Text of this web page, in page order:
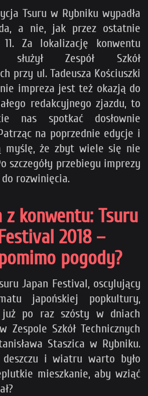
Tsuru w Rybniku wypadła
a nie, jak przez ostatnie
Za lokalizację konwentu
służył Zespół Szkół
przy ul. Tadeusza Kościuszki
impreza jest też okazją do
redakcyjnego zjazdu, to
nas spotkać dosłownie
na poprzednie edycje i
myślę, że zbyt wiele się nie
szczegóły przebiegu imprezy
rozwinięcia.
z konwentu: Tsuru
2018 –
pogody?
Japan Festival, oscylujący
japońskiej popkultury,
już po raz szósty w dniach
w Zespole Szkół Technicznych
Staszica w Rybniku.
deszczu i wiatru warto było
mieszkanie, aby wziąć